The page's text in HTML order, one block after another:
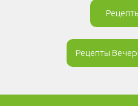
Рецепты